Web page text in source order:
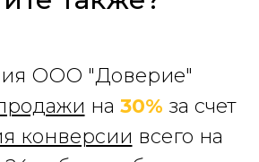
ООО "Доверие"
на 30% за счет
конверсии всего на